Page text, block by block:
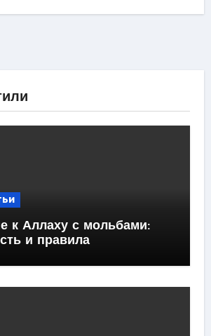
к Аллаху с мольбами:
и правила